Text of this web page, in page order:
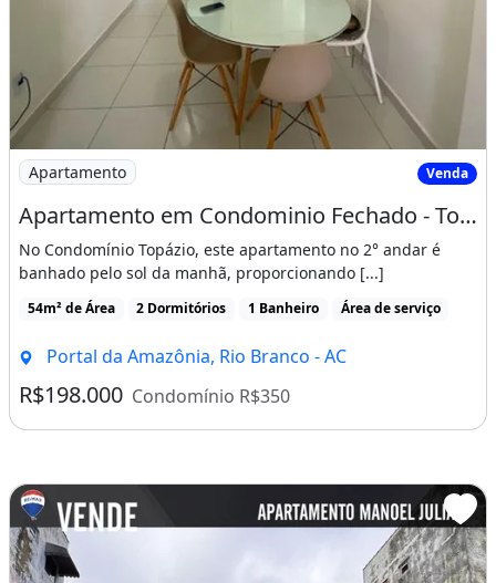
Imagem: Apartamento em Condominio Fechado - Topazio
Apartamento Venda
Apartamento em Condominio Fechado - Topazio ��Outros ��Via Parque ��Sports Gardens ��A
No Condomínio Topázio, este apartamento no 2° andar é
banhado pelo sol da manhã, proporcionando [...]
54m² de Área 2 Dormitórios 1 Banheiro Área de serviço
Portal da Amazônia, Rio Branco - AC
R$198.000 Condomínio R$350